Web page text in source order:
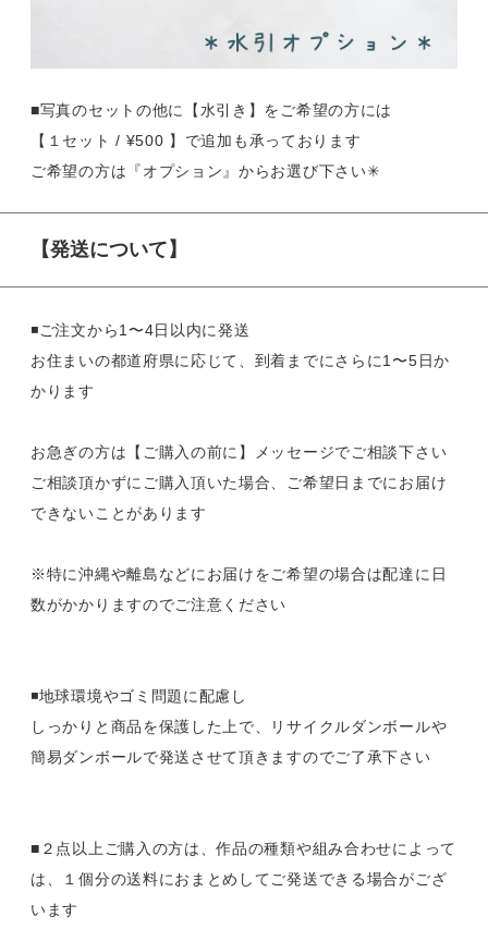
■写真のセットの他に【水引き】をご希望の方には
【１セット / ¥500 】で追加も承っております
ご希望の方は『オプション』からお選び下さい✳︎
【発送について】
◾️ご注文から1〜4日以内に発送
お住まいの都道府県に応じて、到着までにさらに1〜5日か
かります
お急ぎの方は【ご購入の前に】メッセージでご相談下さい
ご相談頂かずにご購入頂いた場合、ご希望日までにお届け
できないことがあります
※特に沖縄や離島などにお届けをご希望の場合は配達に日
数がかかりますのでご注意ください
◾️地球環境やゴミ問題に配慮し
しっかりと商品を保護した上で、リサイクルダンボールや
簡易ダンボールで発送させて頂きますのでご了承下さい
■２点以上ご購入の方は、作品の種類や組み合わせによって
は、１個分の送料におまとめしてご発送できる場合がござ
います